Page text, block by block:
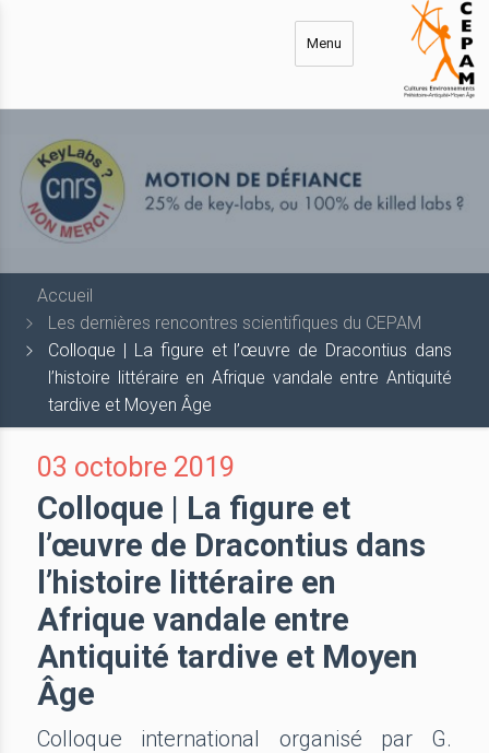
Menu
Accueil
Les dernières rencontres scientifiques du CEPAM
Colloque | La figure et l’œuvre de Dracontius dans
l’histoire littéraire en Afrique vandale entre Antiquité
tardive et Moyen Âge
03 octobre 2019
Colloque | La figure et
l’œuvre de Dracontius dans
l’histoire littéraire en
Afrique vandale entre
Antiquité tardive et Moyen
Âge
Colloque international organisé par G.